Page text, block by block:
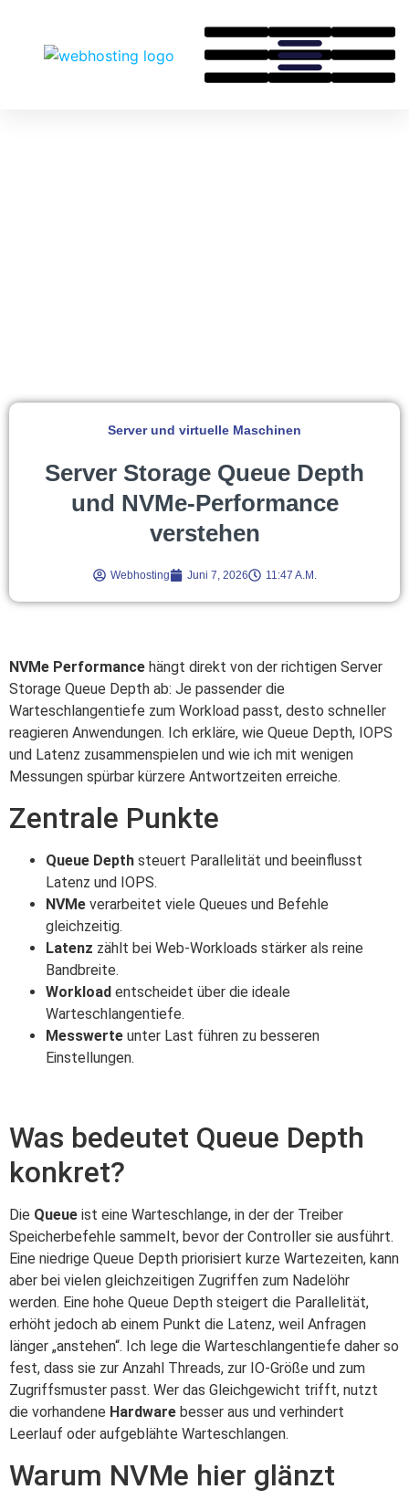
Server und virtuelle Maschinen
Server Storage Queue Depth
und NVMe-Performance
verstehen
Webhosting Juni 7, 2026 11:47 A.m.
NVMe Performance hängt direkt von der richtigen Server
Storage Queue Depth ab: Je passender die
Warteschlangentiefe zum Workload passt, desto schneller
reagieren Anwendungen. Ich erkläre, wie Queue Depth, IOPS
und Latenz zusammenspielen und wie ich mit wenigen
Messungen spürbar kürzere Antwortzeiten erreiche.
Zentrale Punkte
Queue Depth steuert Parallelität und beeinflusst
Latenz und IOPS.
NVMe verarbeitet viele Queues und Befehle
gleichzeitig.
Latenz zählt bei Web-Workloads stärker als reine
Bandbreite.
Workload entscheidet über die ideale
Warteschlangentiefe.
Messwerte unter Last führen zu besseren
Einstellungen.
Was bedeutet Queue Depth
konkret?
Die Queue ist eine Warteschlange, in der der Treiber
Speicherbefehle sammelt, bevor der Controller sie ausführt.
Eine niedrige Queue Depth priorisiert kurze Wartezeiten, kann
aber bei vielen gleichzeitigen Zugriffen zum Nadelöhr
werden. Eine hohe Queue Depth steigert die Parallelität,
erhöht jedoch ab einem Punkt die Latenz, weil Anfragen
länger „anstehen“. Ich lege die Warteschlangentiefe daher so
fest, dass sie zur Anzahl Threads, zur IO-Größe und zum
Zugriffsmuster passt. Wer das Gleichgewicht trifft, nutzt
die vorhandene Hardware besser aus und verhindert
Leerlauf oder aufgeblähte Warteschlangen.
Warum NVMe hier glänzt